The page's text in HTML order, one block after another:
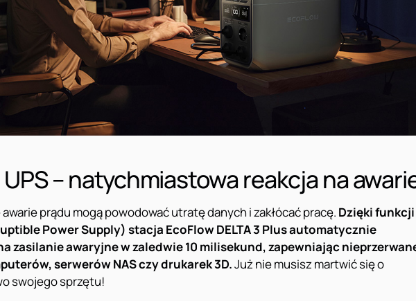
– natychmiastowa reakcja na
prądu mogą powodować utratę danych i zakłócać pracę. Dzięki funkcji
Power Supply) stacja EcoFlow DELTA 3 Plus automatycznie
zasilanie awaryjne w zaledwie 10 milisekund, zapewniając
serwerów NAS czy drukarek 3D.Już nie musisz martwić się o
swojego sprzętu!